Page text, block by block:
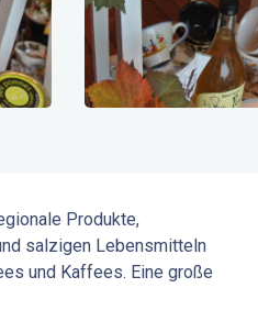
Produkte,
salzigen Lebensmitteln
und Kaffees. Eine große